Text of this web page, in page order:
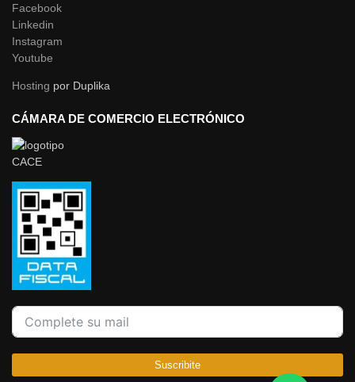
Facebook
Linkedin
Instagram
Youtube
Hosting por Duplika
CÁMARA DE COMERCIO ELECTRÓNICO
Suscribite